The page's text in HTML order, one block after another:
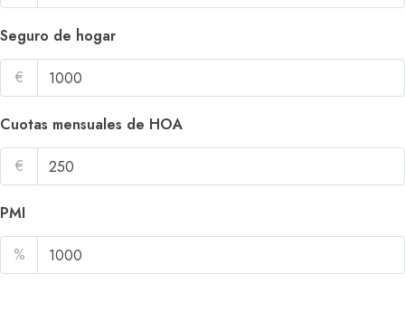
Seguro de hogar
€
Cuotas mensuales de HOA
€
PMI
%